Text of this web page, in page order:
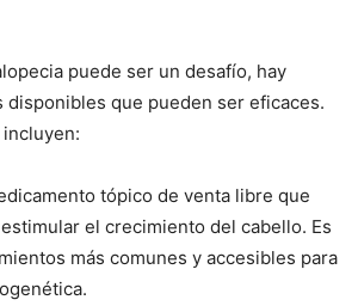
puede ser un desafío, hay
disponibles que pueden ser eficaces.
tópico de venta libre que
el crecimiento del cabello. Es
más comunes y accesibles para